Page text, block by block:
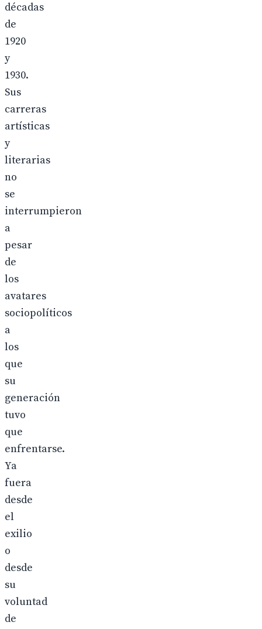
décadas
de
1920
y
1930.
Sus
carreras
artísticas
y
literarias
no
se
interrumpieron
a
pesar
de
los
avatares
sociopolíticos
a
los
que
su
generación
tuvo
que
enfrentarse.
Ya
fuera
desde
el
exilio
o
desde
su
voluntad
de